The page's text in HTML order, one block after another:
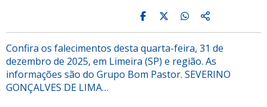
Confira os falecimentos desta quarta-feira, 31 de
dezembro de 2025, em Limeira (SP) e região. As
informações são do Grupo Bom Pastor. SEVERINO
GONÇALVES DE LIMA…